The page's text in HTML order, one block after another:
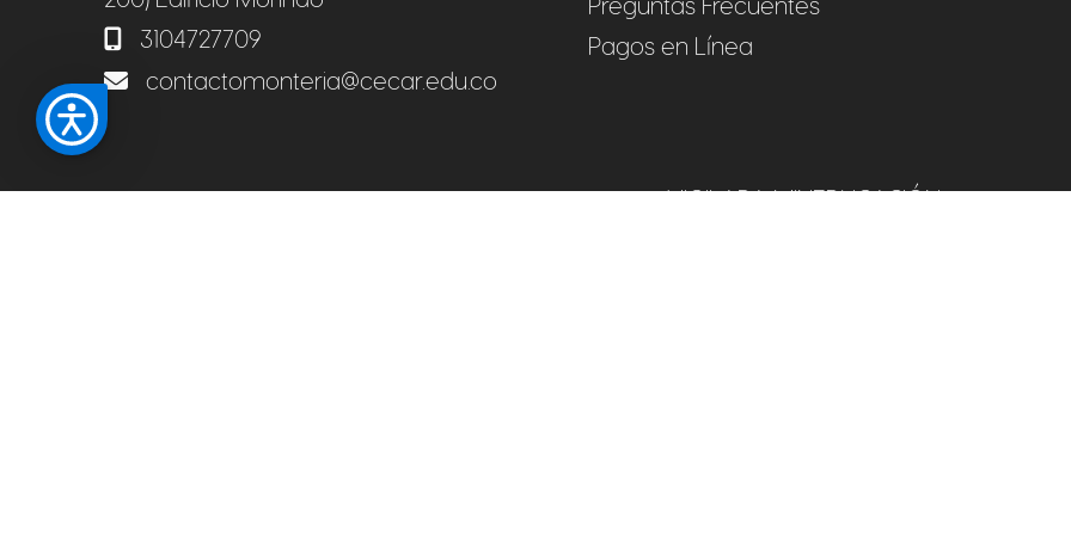
3104727709
contactomonteria@cecar.edu.co
Pagos en Línea
VIGILADA MINEDUCACIÓN